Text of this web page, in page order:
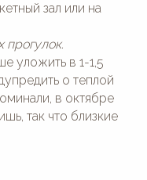
зал или на
прогулок.
уложить в 1-1,5
о теплой
в октябре
так что близкие